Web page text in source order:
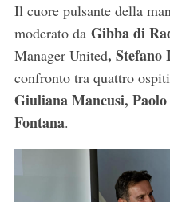
Il cuore pulsante della
moderato da Gibba di
Manager United, Stefano
confronto tra quattro
Giuliana Mancusi,
Fontana.